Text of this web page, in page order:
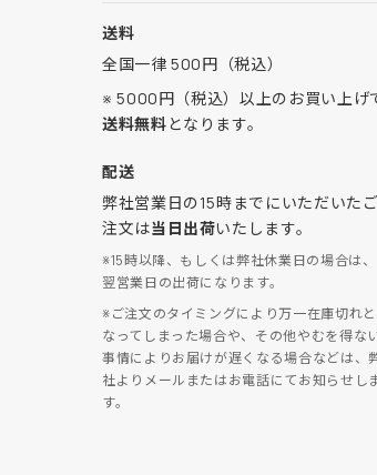
送料
全国一律 500円（税込）
※ 5000円（税込）以上のお買い上げ
送料無料となります。
配送
弊社営業日の15時までにいただいたご
注文は当日出荷いたします。
※15時以降、もしくは弊社休業日の場合は、
翌営業日の出荷になります。
※ご注文のタイミングにより万一在庫切れと
なってしまった場合や、その他やむを得な
事情によりお届けが遅くなる場合などは、
社よりメールまたはお電話にてお知らせし
す。